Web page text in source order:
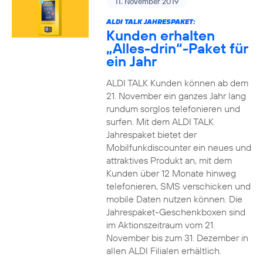
ALDI TALK JAHRESPAKET:
Kunden erhalten
„Alles-drin“-Paket für
ein Jahr
ALDI TALK Kunden können ab dem
21. November ein ganzes Jahr lang
rundum sorglos telefonieren und
surfen. Mit dem ALDI TALK
Jahrespaket bietet der
Mobilfunkdiscounter ein neues und
attraktives Produkt an, mit dem
Kunden über 12 Monate hinweg
telefonieren, SMS verschicken und
mobile Daten nutzen können. Die
Jahrespaket-Geschenkboxen sind
im Aktionszeitraum vom 21.
November bis zum 31. Dezember in
allen ALDI Filialen erhältlich.